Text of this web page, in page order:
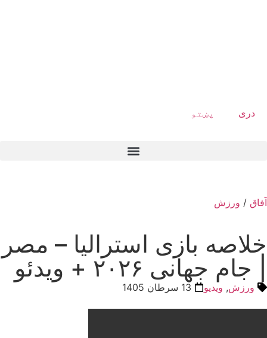
دری پښتو
آفاق / ورزش
خلاصه بازی استرالیا – مصر
| جام جهانی ۲۰۲۶ + ویدئو
ورزش, ویدیو 13 سرطان 1405